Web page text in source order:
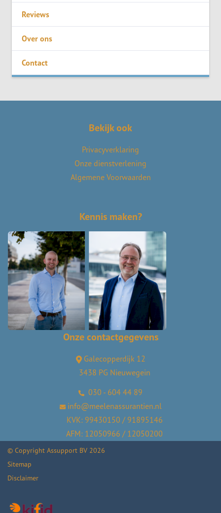
Reviews
Over ons
Contact
Bekijk ook
Privacyverklaring
Onze dienstverlening
Algemene Voorwaarden
Kennis maken?
Onze contactgegevens
Galecopperdijk 12
3438 PG Nieuwegein
030 - 604 44 89
info@meelenassurantien.nl
KVK: 99430150 / 91895146
AFM: 12050966 / 12050200
© Copyright Assupport BV 2026
Sitemap
Disclaimer